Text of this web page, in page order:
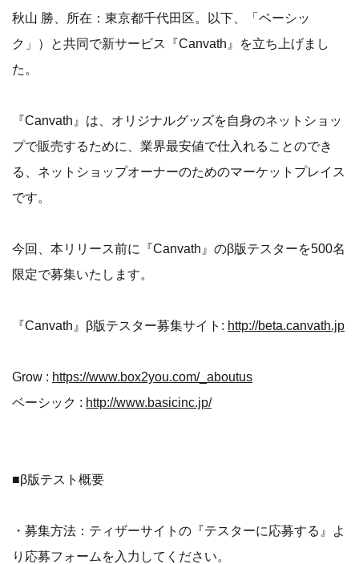
秋山 勝、所在：東京都千代田区。以下、「ベーシッ
ク」）と共同で新サービス『Canvath』を立ち上げまし
た。
『Canvath』は、オリジナルグッズを自身のネットショッ
プで販売するために、業界最安値で仕入れることのでき
る、ネットショップオーナーのためのマーケットプレイス
です。
今回、本リリース前に『Canvath』のβ版テスターを500名
限定で募集いたします。
『Canvath』β版テスター募集サイト: http://beta.canvath.jp
Grow : https://www.box2you.com/_aboutus
ベーシック : http://www.basicinc.jp/
■β版テスト概要
・募集方法：ティザーサイトの『テスターに応募する』よ
り応募フォームを入力してください。